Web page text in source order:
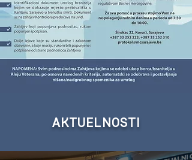
AKTUELNOSTI